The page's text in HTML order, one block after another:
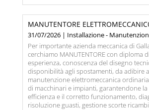
MANUTENTORE
31/07/2026 | Installazione -
Per importante azienda meccanica di
cerchiamo MANUTENTORE con diploma
esperienza, conoscenza del disegno
disponibilità agli spostamenti, da adibire
manutenzione elettromeccanica
di macchinari e impianti, garantendone la
efficienza e il corretto funzionamento,
risoluzione guasti, gestione scorte